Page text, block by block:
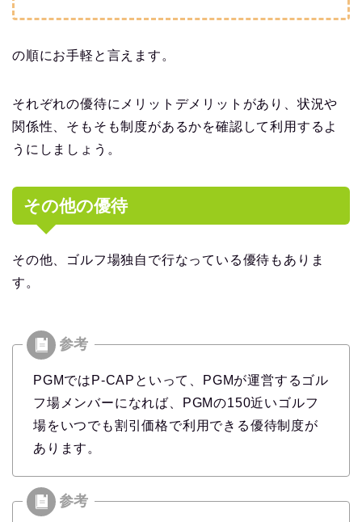
の順にお手軽と言えます。
それぞれの優待にメリットデメリットがあり、状況や
関係性、そもそも制度があるかを確認して利用するよ
うにしましょう。
その他の優待
その他、ゴルフ場独自で行なっている優待もありま
す。
PGMではP-CAPといって、PGMが運営するゴル
フ場メンバーになれば、PGMの150近いゴルフ
場をいつでも割引価格で利用できる優待制度が
あります。